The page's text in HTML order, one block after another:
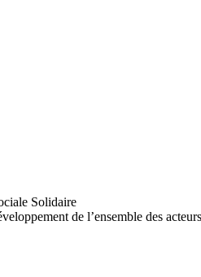
Solidaire
de l’ensemble des